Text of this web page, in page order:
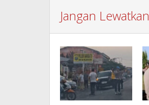
Jangan Lewatkan